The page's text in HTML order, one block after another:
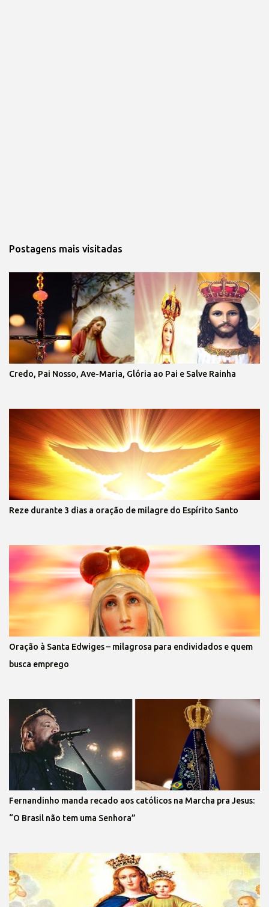
Postagens mais visitadas
Credo, Pai Nosso, Ave-Maria, Glória ao Pai e Salve Rainha
Reze durante 3 dias a oração de milagre do Espírito Santo
Oração à Santa Edwiges – milagrosa para endividados e quem
busca emprego
Fernandinho manda recado aos católicos na Marcha pra Jesus:
“O Brasil não tem uma Senhora”